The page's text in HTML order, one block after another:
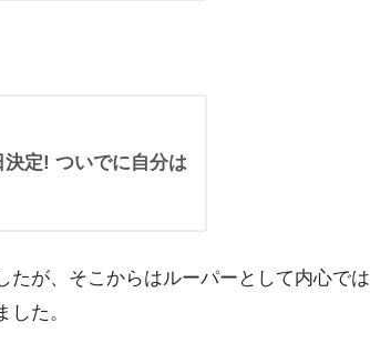
決定! ついでに自分は
が、そこからはルーパーとして内心では
た。